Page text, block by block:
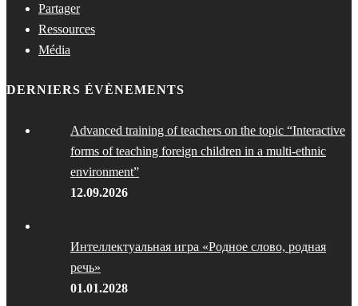
Partager
Ressources
Média
DERNIERS ÉVÈNEMENTS
Advanced training of teachers on the topic “Interactive
forms of teaching foreign children in a multi-ethnic
environment”
12.09.2026
Интеллектуальная игра «Родное слово, родная
речь»
01.01.2028